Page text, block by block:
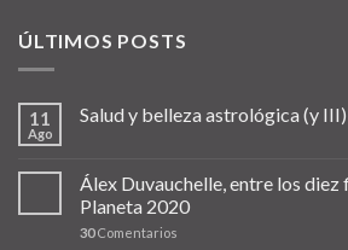
ÚLTIMOS POSTS
11
Ago
Salud y belleza astrológica (y III)
Álex Duvauchelle, entre los
Planeta 2020
30Comentarios